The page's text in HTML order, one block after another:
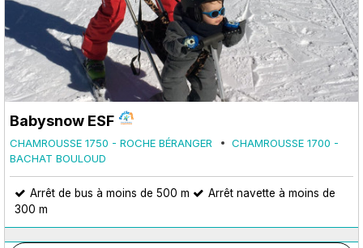
Babysnow ESF
CHAMROUSSE 1750 - ROCHE BÉRANGER
CHAMROUSSE 1700 -
BACHAT BOULOUD
Arrêt de bus à moins de 500 m
Arrêt navette à moins de
300 m